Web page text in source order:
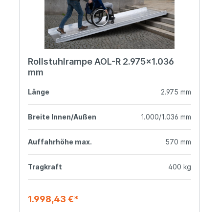
Rollstuhlrampe AOL-R 2.975x1.036
mm
Länge 2.975 mm
Breite Innen/Außen 1.000/1.036 mm
Auffahrhöhe max. 570 mm
Tragkraft 400 kg
1.998,43 €*